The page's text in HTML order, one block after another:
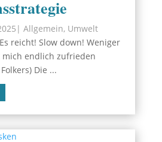
| Allgemein, Umwelt
reicht! Slow down! Weniger
mich endlich zufrieden
Die ...